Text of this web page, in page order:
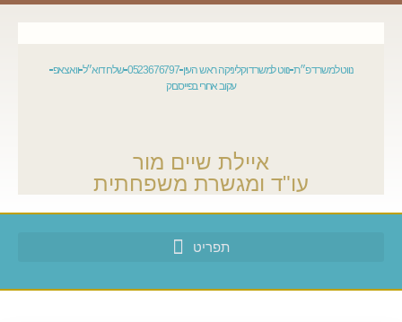
נווט למשרד פ״ת נווט למשרד וקליניקה ראש העין 0523676797 שלח דוא״ל וואצאפ
עקוב אחרי בפייסבוק
איילת שיים מור
עו"ד ומגשרת משפחתית